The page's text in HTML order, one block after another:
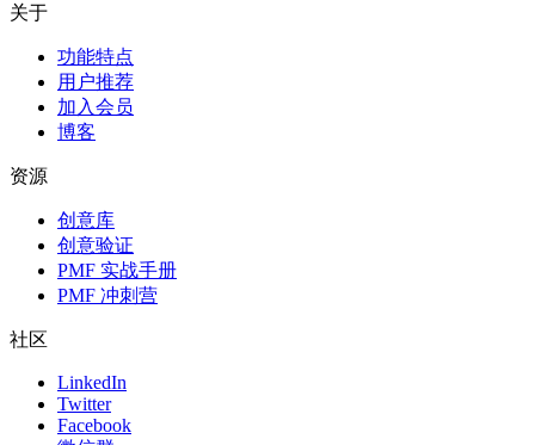
关于
功能特点
用户推荐
加入会员
博客
资源
创意库
创意验证
PMF 实战手册
PMF 冲刺营
社区
LinkedIn
Twitter
Facebook